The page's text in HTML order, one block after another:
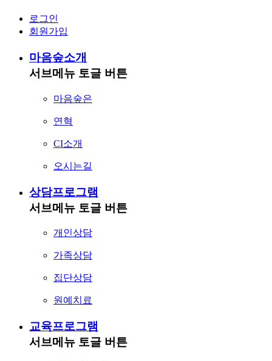
로그인
회원가입
마음숲소개
서브메뉴 토글 버튼
마음숲은
연혁
CI소개
오시는길
상담프로그램
서브메뉴 토글 버튼
개인상담
가족상담
집단상담
원예치료
교육프로그램
서브메뉴 토글 버튼